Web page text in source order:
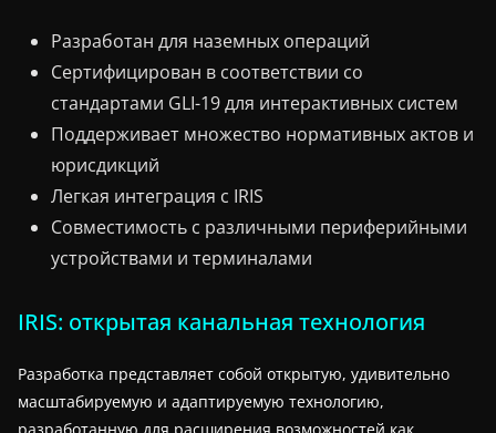
Разработан для наземных операций
Сертифицирован в соответствии со
стандартами GLI-19 для интерактивных систем
Поддерживает множество нормативных актов и
юрисдикций
Легкая интеграция с IRIS
Совместимость с различными периферийными
устройствами и терминалами
IRIS: открытая канальная технология
Разработка представляет собой открытую, удивительно
масштабируемую и адаптируемую технологию,